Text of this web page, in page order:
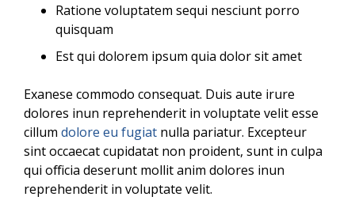
Ratione voluptatem sequi nesciunt porro
quisquam
Est qui dolorem ipsum quia dolor sit amet
Exanese commodo consequat. Duis aute irure
dolores inun reprehenderit in voluptate velit esse
cillum dolore eu fugiat nulla pariatur. Excepteur
sint occaecat cupidatat non proident, sunt in culpa
qui officia deserunt mollit anim dolores inun
reprehenderit in voluptate velit.